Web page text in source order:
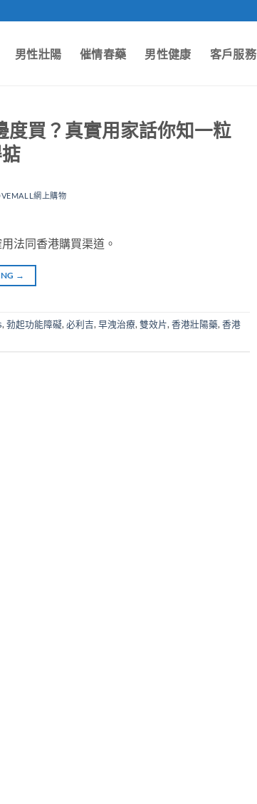
男性壯陽 催情春藥 男性健康 客戶服務
度買？真實用家話你知一粒
網上購物
法同香港購買渠道。
→
, 勃起功能障礙, 必利吉, 早洩治療, 雙效片, 香港壯陽藥, 香港